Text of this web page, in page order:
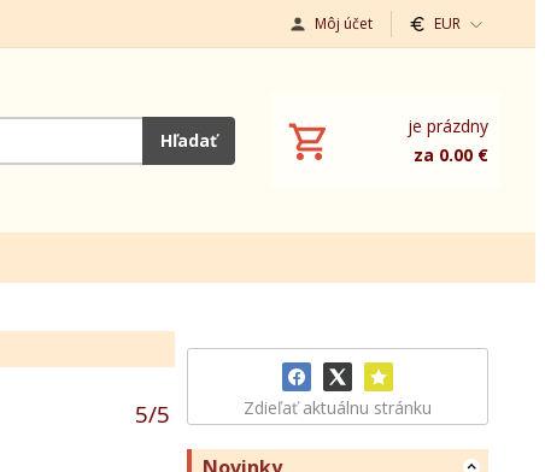
Môj účet EUR
Hľadať
je prázdny
za 0.00 €
Zdieľať aktuálnu stránku
5/5